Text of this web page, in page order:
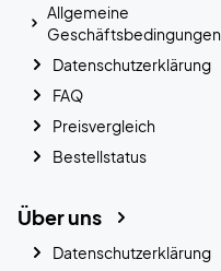
Allgemeine
Geschäftsbedingungen
Datenschutzerklärung
FAQ
Preisvergleich
Bestellstatus
Über uns
Datenschutzerklärung